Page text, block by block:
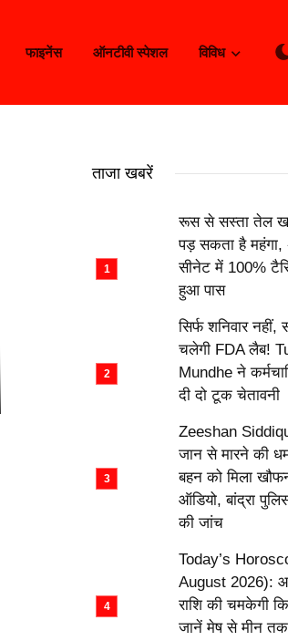
फाइनेंस ऑनटीवी स्पेशल विविध
ताजा खबरें
रूस से सस्ता तेल
पड़ सकता है महंगा,
सीनेट में 100%
हुआ पास
सिर्फ शनिवार नहीं,
चलेगी FDA लैब!
Mundhe ने
दी दो टूक चेतावनी
Zeeshan
जान से मारने की
बहन को मिला
ऑडियो, बांद्रा
की जांच
Today’s
August 2026):
राशि की चमकेगी
जानें मेष से मीन